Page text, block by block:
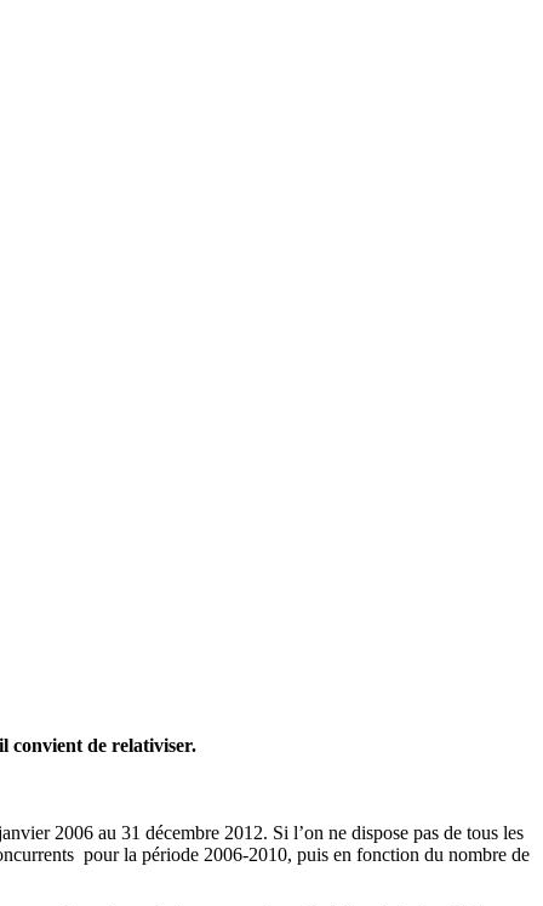
convient de relativiser.
2006 au 31 décembre 2012. Si l’on ne dispose pas de tous les
pour la période 2006-2010, puis en fonction du nombre de